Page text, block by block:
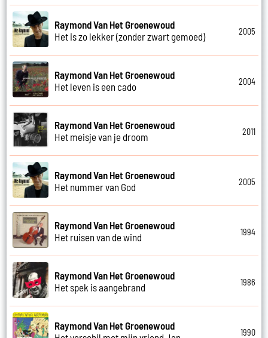
Raymond Van Het Groenewoud
Het is zo lekker (zonder zwart gemoed)
2005
Raymond Van Het Groenewoud
Het leven is een cado
2004
Raymond Van Het Groenewoud
Het meisje van je droom
2011
Raymond Van Het Groenewoud
Het nummer van God
2005
Raymond Van Het Groenewoud
Het ruisen van de wind
1994
Raymond Van Het Groenewoud
Het spek is aangebrand
1986
Raymond Van Het Groenewoud
1990